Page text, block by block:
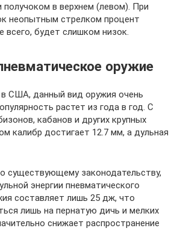
получоком в верхнем (левом). При
неопытным стрелком процент
всего, будет слишком низок.
оружие
США, данный вид оружия очень
растет из года в год. С
кабанов и других крупных
калибр достигает 12.7 мм, а дульная
существующему законодательству,
энергии пневматического
составляет лишь 25 дж, что
лишь на пернатую дичь и мелких
снижает распространение